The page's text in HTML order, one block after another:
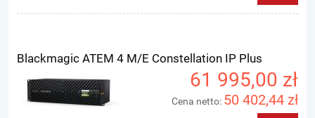
Blackmagic ATEM 4 M/E Constellation IP Plus
61 995,00 zł
Cena netto: 50 402,44 zł